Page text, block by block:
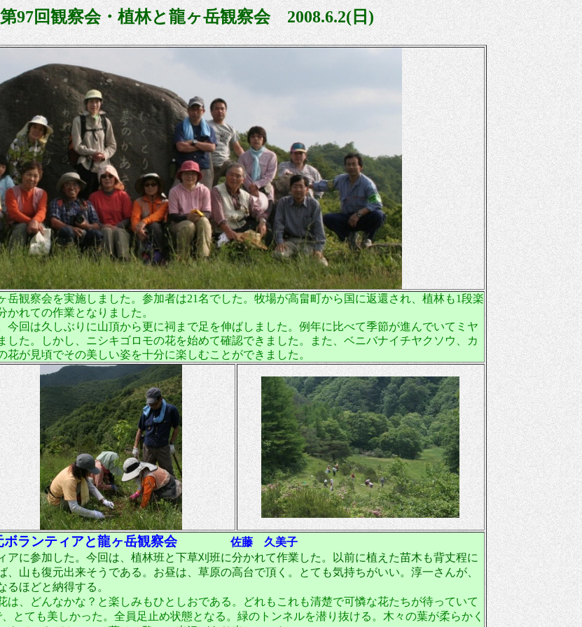
第97回観察会・植林と龍ヶ岳観察会2008.6.2(日)
岳観察会を実施しました。参加者は21名でした。牧場が高畠町から国に返還され、植林も1段楽
れての作業となりました。
今回は久しぶりに山頂から更に祠まで足を伸ばしました。例年に比べて季節が進んでいてミヤ
た。しかし、ニシキゴロモの花を始めて確認できました。また、ベニバナイチヤクソウ、カ
が見頃でその美しい姿を十分に楽しむことができました。
元ボランティアと龍ヶ岳観察会佐藤 久美子
に参加した。今回は、植林班と下草刈班に分かれて作業した。以前に植えた苗木も背丈程に
山も復元出来そうである。お昼は、草原の高台で頂く。とても気持ちがいい。淳一さんが、
るほどと納得する。
、どんなかな？と楽しみもひとしおである。どれもこれも清楚で可憐な花たちが待っていて
とても美しかった。全員足止め状態となる。緑のトンネルを潜り抜ける。木々の葉が柔らかく